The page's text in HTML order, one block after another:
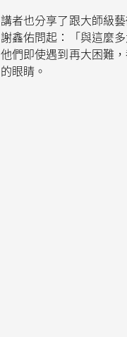
講者也分享了跟大師級
謝鑫佑問起：「與這麼
他們即使遇到再大困難
的眼睛。